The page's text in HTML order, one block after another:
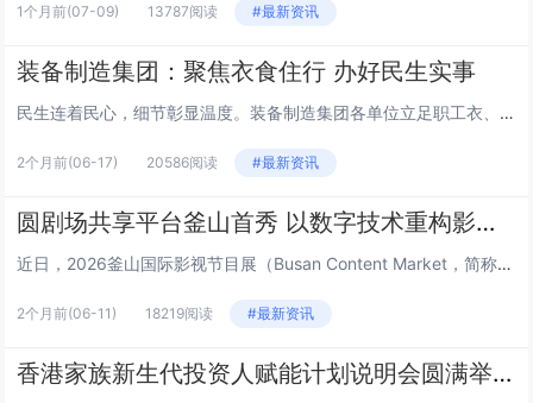
1个月前(07-09) 13787阅读 #最新资讯
装备制造集团：聚焦衣食住行 办好民生实事
民生连着民心，细节彰显温度。装备制造集团各单位立足职工衣、食、住、行日常生活需求，精准对接急难愁盼，推出一系列务实暖心举...
2个月前(06-17) 20586阅读 #最新资讯
圆剧场共享平台釜山首秀 以数字技术重构影视产业新生态
近日，2026釜山国际影视节目展（Busan Content Market，简称BCM）在韩国釜山BEXCO会展中心盛大...
2个月前(06-11) 18219阅读 #最新资讯
香港家族新生代投资人赋能计划说明会圆满举行